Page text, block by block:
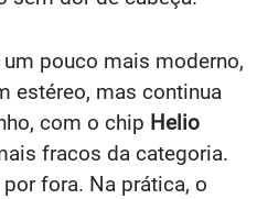
pouco mais moderno,
estéreo, mas continua
com o chip Helio
fracos da categoria.
fora. Na prática, o